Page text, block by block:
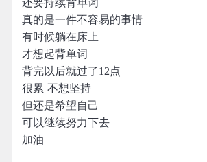
还要持续背单词
真的是一件不容易的事情
有时候躺在床上
才想起背单词
背完以后就过了12点
很累 不想坚持
但还是希望自己
可以继续努力下去
加油